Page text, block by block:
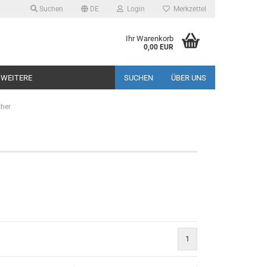
Suchen DE Login Merkzettel
Ihr Warenkorb
0,00 EUR
SUCHEN ÜBER UNS
WEITERE
1